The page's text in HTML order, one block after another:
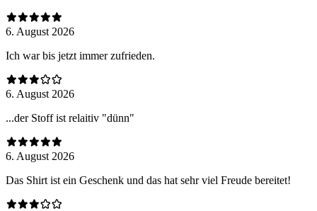
6. August 2026
Ich war bis jetzt immer zufrieden.
6. August 2026
...der Stoff ist relaitiv "dünn"
6. August 2026
Das Shirt ist ein Geschenk und das hat sehr viel Freude bereitet!